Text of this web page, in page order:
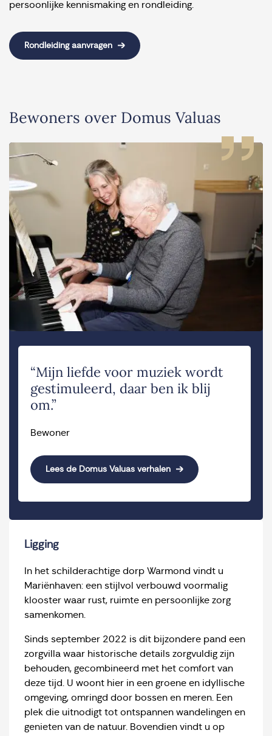
persoonlijke kennismaking en rondleiding.
Rondleiding aanvragen
Ligging
In het schilderachtige dorp Warmond vindt u
Mariënhaven: een stijlvol verbouwd voormalig
klooster waar rust, ruimte en persoonlijke zorg
samenkomen.
Sinds september 2022 is dit bijzondere pand een
zorgvilla waar historische details zorgvuldig zijn
behouden, gecombineerd met het comfort van
deze tijd. U woont hier in een groene en idyllische
omgeving, omringd door bossen en meren. Een
plek die uitnodigt tot ontspannen wandelingen en
genieten van de natuur. Bovendien vindt u op
Bewoners over Domus Valuas
“Mijn liefde voor muziek wordt
gestimuleerd, daar ben ik blij
om.”
Bewoner
Lees de Domus Valuas verhalen